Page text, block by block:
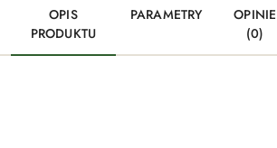
OPIS
PRODUKTU
PARAMETRY
OPINIE
(0)